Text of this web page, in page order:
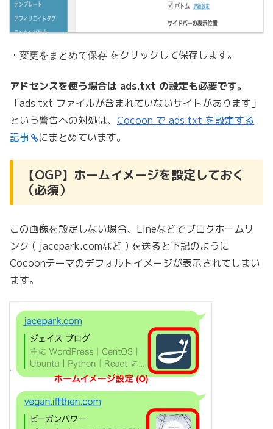
・ 変更をまとめて保存 をクリックして保存します。
アドセンスを使う場合は ads.txt の設定も必要です。
「ads.txt ファイルが含まれていないサイトがあります」
という警告への対処は、 Cocoon で ads.txt を設定する
記事
にまとめています。
【OGP】ホームイメージを設定しておく
（必須）
この画像を設定しない場合、Lineなどでブログホームリ
ンク ( jacepark.comなど ) を送ると下記のように
Cocoonテーマのデフォルトイメージが表示されてしまい
ます。